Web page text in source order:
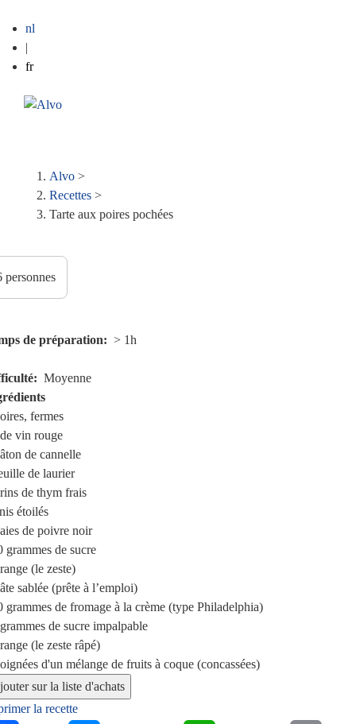
nl
|
fr
Fil
d'Ariane
Alvo >
Recettes >
Tarte aux poires pochées
de préparation > 1h
Moyenne
fermes
de vin rouge
de cannelle
de laurier
de thym frais
étoilés
de poivre noir
grammes de sucre
(le zeste)
sablée (prête à l’emploi)
grammes de fromage à la crème (type Philadelphia)
de sucre impalpable
(le zeste râpé)
d'un mélange de fruits à coque (concassées)
la recette